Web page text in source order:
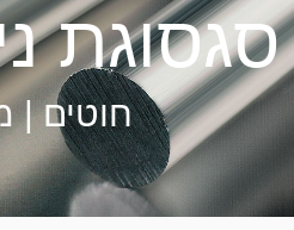
סגסוגת
חוטים |